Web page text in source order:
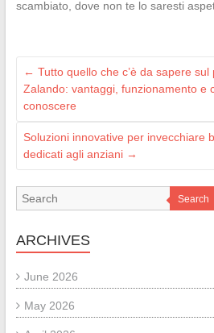
scambiato, dove non te lo saresti
← Tutto quello che c’è da sapere
Zalando: vantaggi, funzionamento e
conoscere
Soluzioni innovative per invecchiare
dedicati agli anziani →
Search
ARCHIVES
June 2026
May 2026